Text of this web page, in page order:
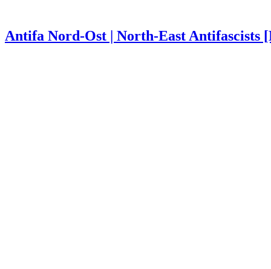
Antifa Nord-Ost | North-East Antifascists